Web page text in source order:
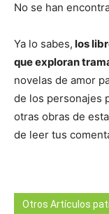
No se han
Ya lo sabes, los
que exploran
novelas de amor
de los personajes
otras obras de
de leer tus
Otros Artículos